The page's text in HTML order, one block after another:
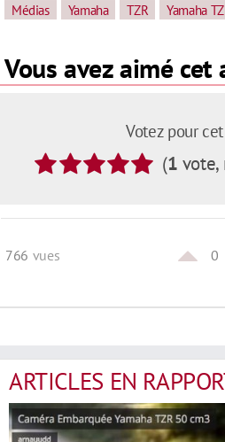
Médias Yamaha TZR Yamaha
Vous avez aimé cet
Votez pour
(1 vote,
766 vues 0
ARTICLES EN